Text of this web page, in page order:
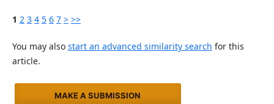
1 2 3 4 5 6 7 > >>
You may also start an advanced similarity search for this
article.
MAKE A SUBMISSION